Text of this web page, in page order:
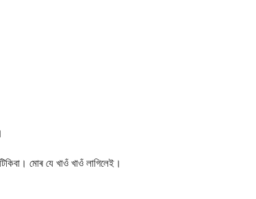
মোৰ যে খাওঁ খাওঁ লাগিলেই।